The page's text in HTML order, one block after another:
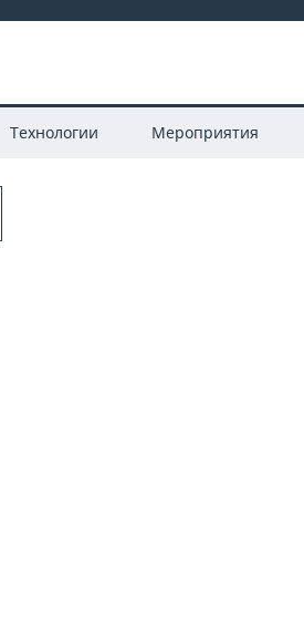
Технологии Мероприятия